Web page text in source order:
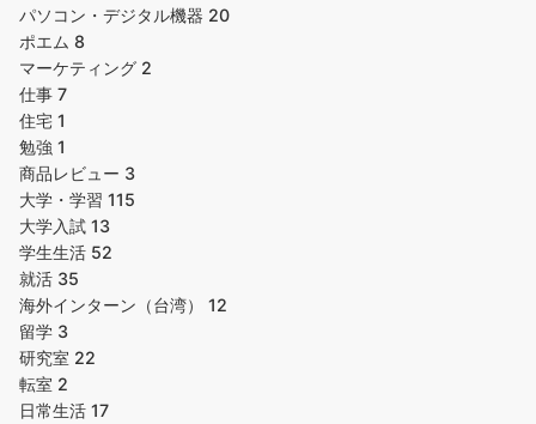
パソコン・デジタル機器 20
ポエム 8
マーケティング 2
仕事 7
住宅 1
勉強 1
商品レビュー 3
大学・学習 115
大学入試 13
学生生活 52
就活 35
海外インターン（台湾） 12
留学 3
研究室 22
転室 2
日常生活 17